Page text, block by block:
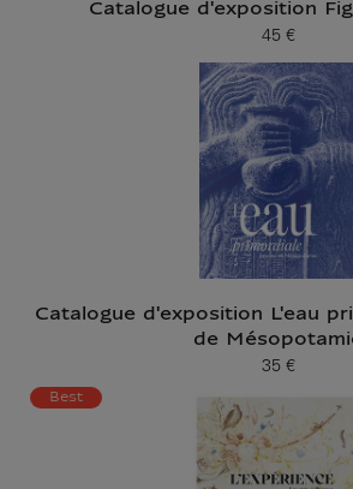
Catalogue d'exposition
Prix ​​actuel
45 €
Catalogue d'exposition L'eau
de
Prix ​​actuel
35 €
Best